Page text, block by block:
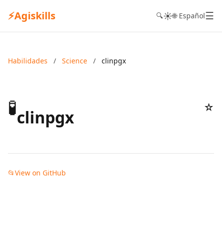
⚡Agiskills 🔍☀️🌐 Español☰
Habilidades / Science / clinpgx
🧪clinpgx ☆
📂View on GitHub